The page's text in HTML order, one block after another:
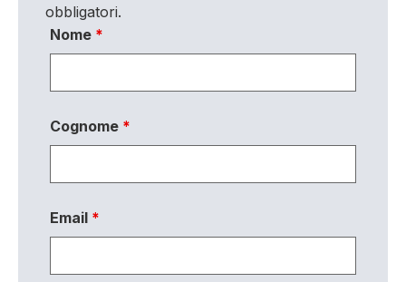
obbligatori.
Nome *
Cognome *
Email *